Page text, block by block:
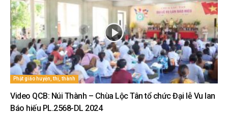
Phật giáo huyện, thị, thành
Video QCB: Núi Thành – Chùa Lộc Tân tổ chức Đại lễ Vu lan
Báo hiếu PL.2568-DL 2024